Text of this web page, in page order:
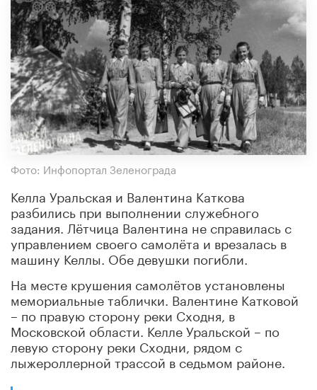
Фото: Инфопортал Зеленограда
Келла Уральская и Валентина Каткова
разбились при выполнении служебного
задания. Лётчица Валентина не справилась с
управлением своего самолёта и врезалась в
машину Келлы. Обе девушки погибли.
На месте крушения самолётов установлены
мемориальные таблички. Валентине Катковой
– по правую сторону реки Сходня, в
Московской области. Келле Уральской – по
левую сторону реки Сходни, рядом с
лыжероллерной трассой в седьмом районе.